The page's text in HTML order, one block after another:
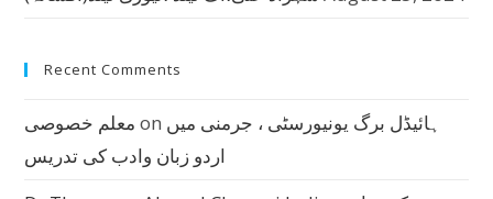
Recent Comments
معلم خصوصی on ہائیڈل برگ یونیورسٹی ، جرمنی میں
اردو زبان وادب کی تدریس